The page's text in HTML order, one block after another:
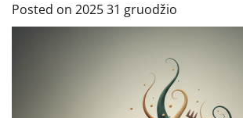
Posted on 2025 31 gruodžio